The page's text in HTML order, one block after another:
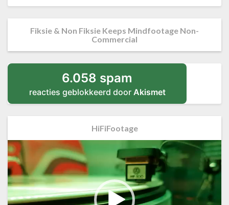
Fiksie & Non Fiksie Keeps Mindfootage Non-
Commercial
6.058 spam
reacties geblokkeerd door Akismet
HiFiFootage
Videospeler